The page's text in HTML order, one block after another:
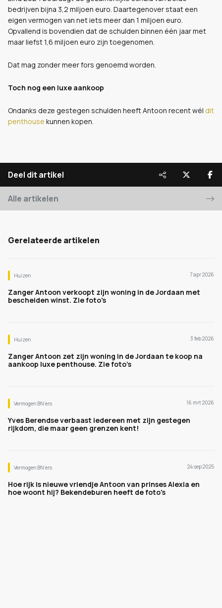
bedrijven bijna 3,2 miljoen euro. Daartegenover staat een
eigen vermogen van net iets meer dan 1 miljoen euro.
Opvallend is bovendien dat de schulden binnen één jaar met
maar liefst 1,6 miljoen euro zijn toegenomen.
Dat mag zonder meer fors genoemd worden.
Toch nog een luxe aankoop
Ondanks deze gestegen schulden heeft Antoon recent wél dit
penthouse kunnen kopen.
Deel dit artikel
Alle artikelen
Gerelateerde artikelen
Huizen 7 apr 2026
Zanger Antoon verkoopt zijn woning in de Jordaan met
bescheiden winst. Zie foto's
Huizen 3 feb 2026
Zanger Antoon zet zijn woning in de Jordaan te koop na
aankoop luxe penthouse. Zie foto’s
Vermogen BN’ers 16 mrt 2026
Yves Berendse verbaast iedereen met zijn gestegen
rijkdom, die maar geen grenzen kent!
Vermogen BN’ers 24 sep 2025
Hoe rijk is nieuwe vriendje Antoon van prinses Alexia en
hoe woont hij? Bekendeburen heeft de foto's